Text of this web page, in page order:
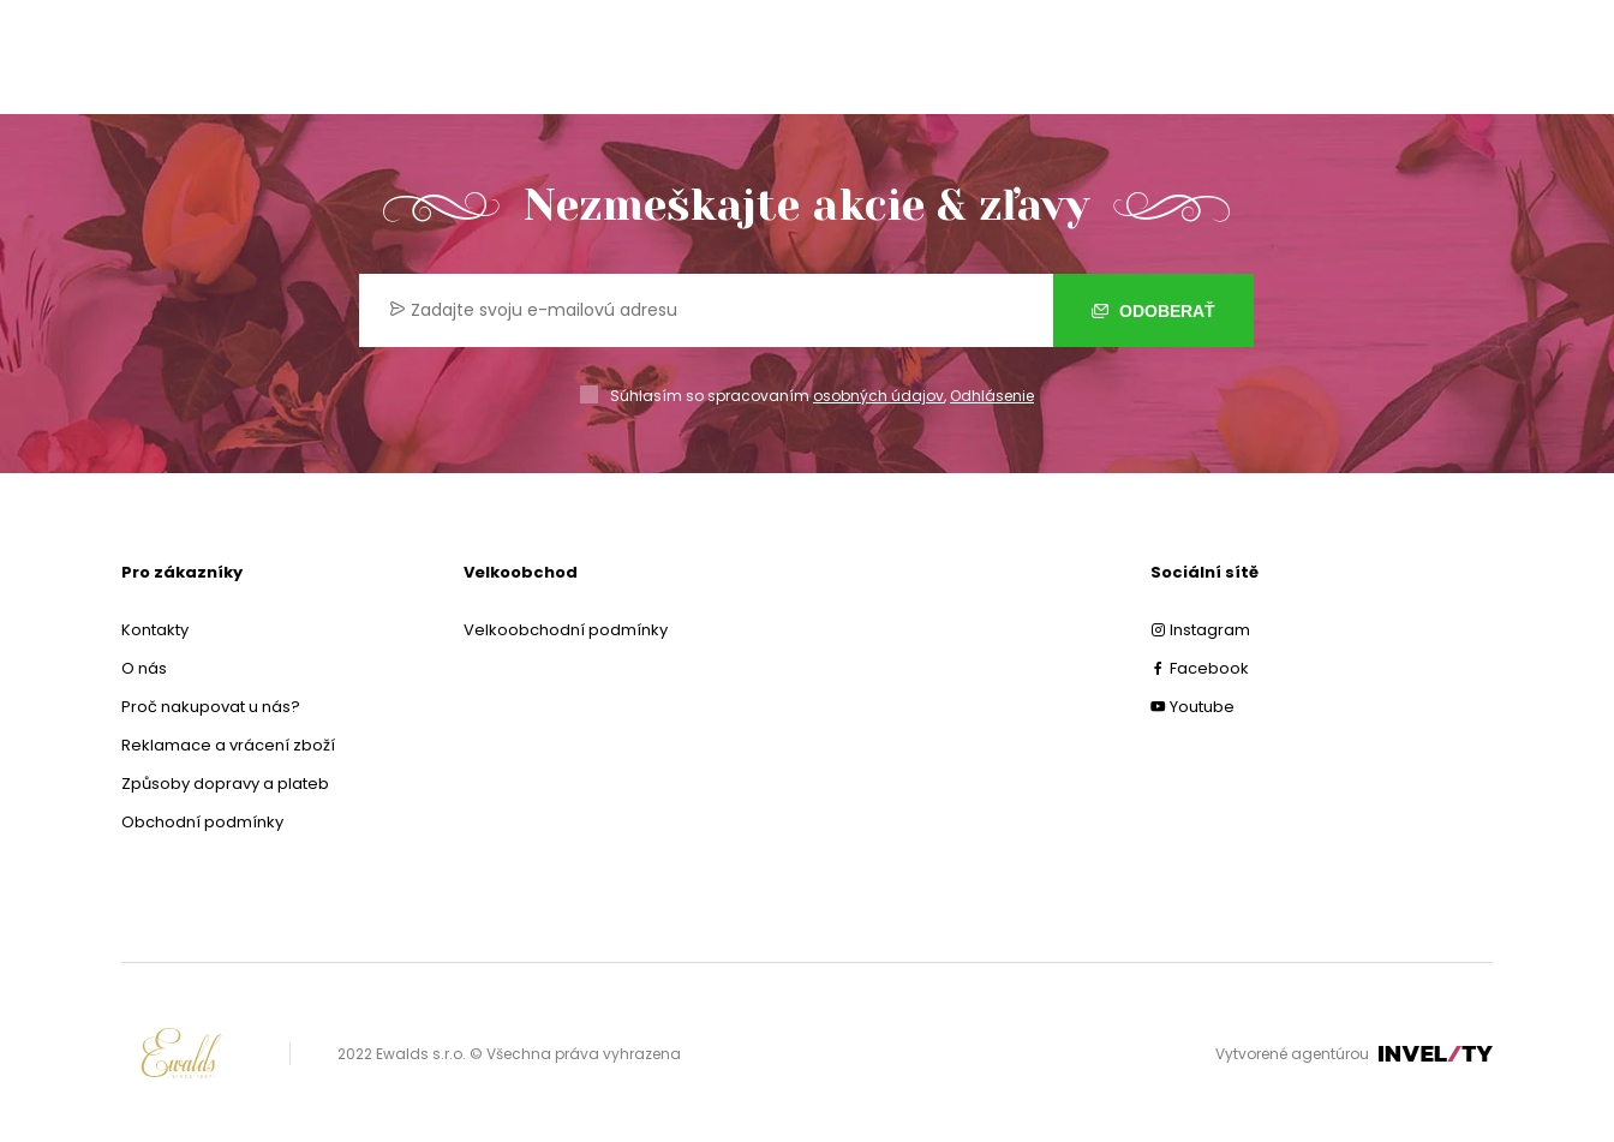
Nezmeškajte akcie & zľavy
ODOBERAŤ
Súhlasím so spracovanímosobných údajov,Odhlásenie
Pro zákazníky
Kontakty
O nás
Proč nakupovat u nás?
Reklamace a vrácení zboží
Způsoby dopravy a plateb
Obchodní podmínky
Velkoobchod
Velkoobchodní podmínky
Sociální sítě
Instagram
Facebook
Youtube
2022 Ewalds s.r.o. © Všechna práva vyhrazena Vytvorené agentúrou